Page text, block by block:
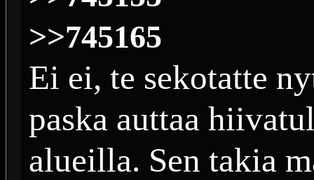
>>745165
Ei ei, te sekotatte
paska auttaa
alueilla. Sen takia